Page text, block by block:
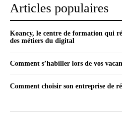
Articles populaires
Koancy, le centre de formation qui
des métiers du digital
Comment s’habiller lors de vos
Comment choisir son entreprise de